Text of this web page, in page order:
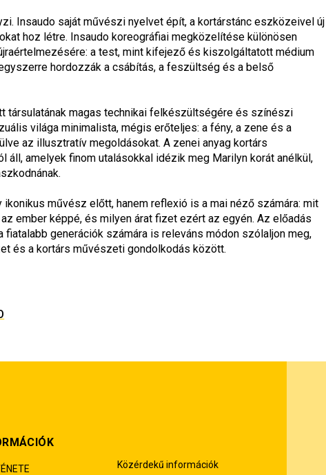
Insaudo saját művészi nyelvet épít, a kortárstánc eszközeivel új
hoz létre. Insaudo koreográfiai megközelítése különösen
a test, mint kifejező és kiszolgáltatott médium
hordozzák a csábítás, a feszültség és a belső
társulatának magas technikai felkészültségére és színészi
világa minimalista, mégis erőteljes: a fény, a zene és a
az illusztratív megoldásokat. A zenei anyag kortárs
amelyek finom utalásokkal idézik meg Marilyn korát anélkül,
művész előtt, hanem reflexió is a mai néző számára: mit
ember képpé, és milyen árat fizet ezért az egyén. Az előadás
fiatalabb generációk számára is releváns módon szólaljon meg,
és a kortárs művészeti gondolkodás között.
Közérdekű információk